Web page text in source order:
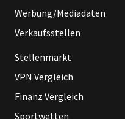
Werbung/Mediadaten
Verkaufsstellen
Stellenmarkt
VPN Vergleich
Finanz Vergleich
Sportwetten